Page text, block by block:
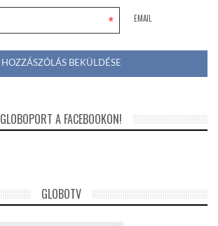
EMAIL
*
GLOBOPORT A FACEBOOKON!
GLOBOTV